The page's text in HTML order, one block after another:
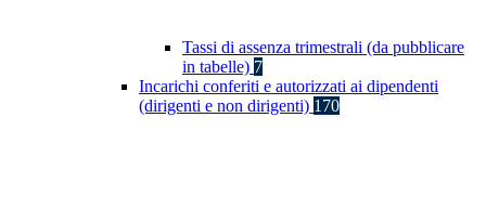
Tassi di assenza trimestrali (da pubblicare
in tabelle) 7
Incarichi conferiti e autorizzati ai dipendenti
(dirigenti e non dirigenti) 170